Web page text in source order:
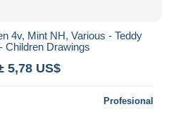
4v, Mint NH, Various - Teddy
Children Drawings
5,78 US$
Profesional